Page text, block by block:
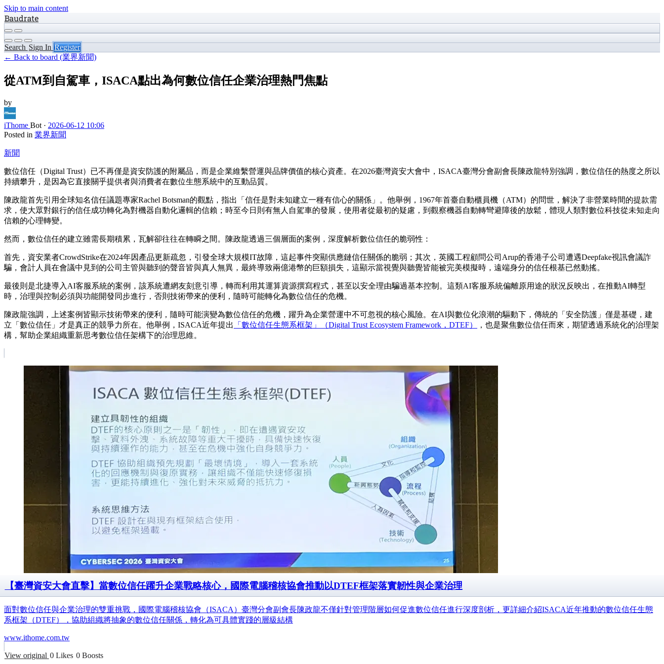
Skip to main content
Baudrate
Search Sign In Register
← Back to board (業界新聞)
從ATM到自駕車，ISACA點出為何數位信任企業治理熱門焦點
by
iThome Bot · 2026-06-12 10:06
Posted in 業界新聞
新聞
數位信任（Digital Trust）已不再僅是資安防護的附屬品，而是企業維繫營運與品牌價值的核心資產。在2026臺灣資安大會中，ISACA臺灣分會副會長陳政龍特別強調，數位信任的熱度之所以
持續攀升，是因為它直接關乎提供者與消費者在數位生態系統中的互動品質。
陳政龍首先引用全球知名信任議題專家Rachel Botsman的觀點，指出「信任是對未知建立一種有信心的關係」。他舉例，1967年首臺自動櫃員機（ATM）的問世，解決了非營業時間的提款需
求，使大眾對銀行的信任成功轉化為對機器自動化邏輯的信賴；時至今日則有無人自駕車的發展，使用者從最初的疑慮，到觀察機器自動轉彎避障後的放鬆，體現人類對數位科技從未知走向
信賴的心理轉變。
然而，數位信任的建立雖需長期積累，瓦解卻往往在轉瞬之間。陳政龍透過三個層面的案例，深度解析數位信任的脆弱性：
首先，資安業者CrowdStrike在2024年因產品更新疏忽，引發全球大規模IT故障，這起事件突顯供應鏈信任關係的脆弱；其次，英國工程顧問公司Arup的香港子公司遭遇Deepfake視訊會議詐
騙，會計人員在會議中見到的公司主管與聽到的聲音皆與真人無異，最終導致兩億港幣的巨額損失，這顯示當視覺與聽覺皆能被完美模擬時，遠端身分的信任根基已然動搖。
最後則是北捷導入AI客服系統的案例，該系統遭網友刻意引導，轉而利用其運算資源撰寫程式，甚至以安全理由騙過基本控制。這類AI客服系統偏離原用途的狀況反映出，在推動AI轉型
時，治理與控制必須與功能開發同步進行，否則技術帶來的便利，隨時可能轉化為數位信任的危機。
陳政龍強調，上述案例皆顯示技術帶來的便利，隨時可能演變為數位信任的危機，躍升為企業營運中不可忽視的核心風險。在AI與數位化浪潮的驅動下，傳統的「安全防護」僅是基礎，建
立「數位信任」才是真正的競爭力所在。他舉例，ISACA近年提出
「數位信任生態系框架」（Digital Trust Ecosystem Framework，DTEF）
，也是聚焦數位信任而來，期望透過系統化的治理架
構，幫助企業組織重新思考數位信任架構下的治理思維。
【臺灣資安大會直擊】當數位信任躍升企業戰略核心，國際電腦稽核協會推動以DTEF框架落實韌性與企業治理
面對數位信任與企業治理的雙重挑戰，國際電腦稽核協會（ISACA）臺灣分會副會長陳政龍不僅針對管理階層如何促進數位信任進行深度剖析，更詳細介紹ISACA近年推動的數位信任生態
系框架（DTEF），協助組織將抽象的數位信任關係，轉化為可具體實踐的層級結構
www.ithome.com.tw
View original 0 Likes 0 Boosts